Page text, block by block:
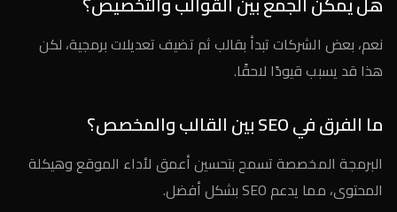
نعم، بعض الشركات تبدأ بقالب ثم تضيف تعديلات برمجية، لكن
هذا قد يسبب قيودًا لاحقًا.
ما الفرق في SEO بين القالب والمخصص؟
البرمجة المخصصة تسمح بتحسين أعمق لأداء الموقع وهيكلة
المحتوى، مما يدعم SEO بشكل أفضل.